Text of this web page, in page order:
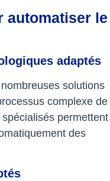
automatiser le
adaptés
solutions
complexe de
permettent
des